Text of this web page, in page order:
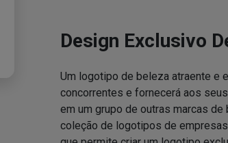
Design Exclusivo
Um logotipo de beleza atraente e
concorrentes e fornecerá aos
em um grupo de outras marcas
coleção de logotipos de